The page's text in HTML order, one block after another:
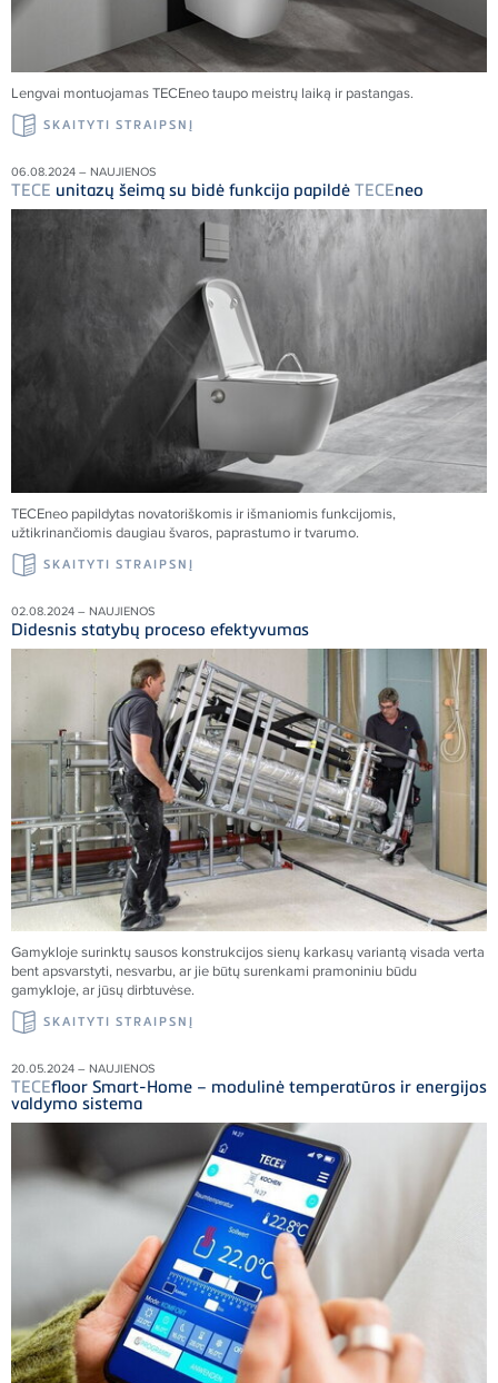
Lengvai montuojamasTECEneo taupo meistrų laiką ir pastangas.
SKAITYTI STRAIPSNĮ
06.08.2024 – NAUJIENOS
TECE unitazų šeimą su bidė funkcija papildė TECEneo
TECEneo papildytas novatoriškomis ir išmaniomis funkcijomis,
užtikrinančiomis daugiau švaros, paprastumo ir tvarumo.
SKAITYTI STRAIPSNĮ
02.08.2024 – NAUJIENOS
Didesnis statybų proceso efektyvumas
Gamykloje surinktų sausos konstrukcijos sienų karkasų variantą visada verta
bent apsvarstyti, nesvarbu, ar jie būtų surenkami pramoniniu būdu
gamykloje, ar jūsų dirbtuvėse.
SKAITYTI STRAIPSNĮ
20.05.2024 – NAUJIENOS
TECEfloor Smart-Home – modulinė temperatūros ir energijos
valdymo sistema